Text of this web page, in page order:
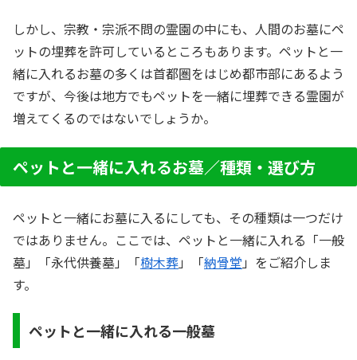
しかし、宗教・宗派不問の霊園の中にも、人間のお墓にペ
ットの埋葬を許可しているところもあります。ペットと一
緒に入れるお墓の多くは首都圏をはじめ都市部にあるよう
ですが、今後は地方でもペットを一緒に埋葬できる霊園が
増えてくるのではないでしょうか。
ペットと一緒に入れるお墓／種類・選び方
ペットと一緒にお墓に入るにしても、その種類は一つだけ
ではありません。ここでは、ペットと一緒に入れる「一般
墓」「永代供養墓」「樹木葬」「納骨堂 」をご紹介しま
す。
ペットと一緒に入れる一般墓